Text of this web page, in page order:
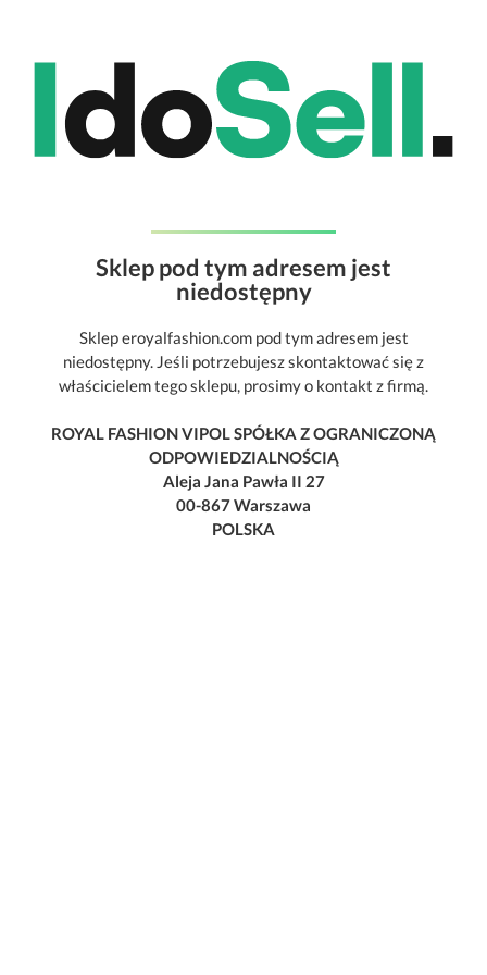
Sklep pod tym adresem jest
niedostępny
Sklep eroyalfashion.com pod tym adresem jest
niedostępny. Jeśli potrzebujesz skontaktować się z
właścicielem tego sklepu, prosimy o kontakt z firmą.
ROYAL FASHION VIPOL SPÓŁKA Z OGRANICZONĄ
ODPOWIEDZIALNOŚCIĄ
Aleja Jana Pawła II 27
00-867 Warszawa
POLSKA